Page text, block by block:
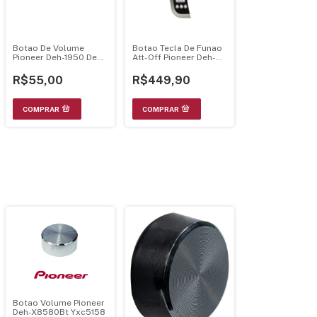
Botao De Volume
Pioneer Deh-1950 Deh-
1980Mpg
R$55,00
Botao Tecla De Funao
Att-Off Pioneer Deh-
R$449,90
Botao Volume Pioneer
Deh-X8580Bt Yxc5158